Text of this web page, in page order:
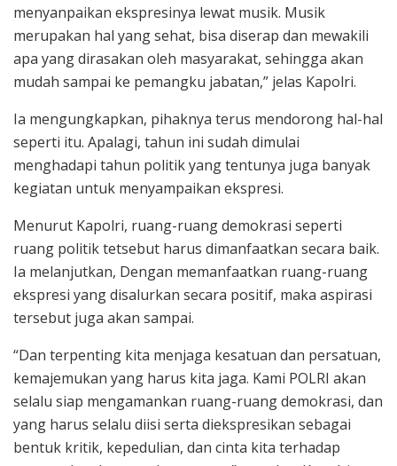
menyanpaikan ekspresinya lewat musik. Musik
merupakan hal yang sehat, bisa diserap dan mewakili
apa yang dirasakan oleh masyarakat, sehingga akan
mudah sampai ke pemangku jabatan,” jelas Kapolri.
Ia mengungkapkan, pihaknya terus mendorong hal-hal
seperti itu. Apalagi, tahun ini sudah dimulai
menghadapi tahun politik yang tentunya juga banyak
kegiatan untuk menyampaikan ekspresi.
Menurut Kapolri, ruang-ruang demokrasi seperti
ruang politik tetsebut harus dimanfaatkan secara baik.
Ia melanjutkan, Dengan memanfaatkan ruang-ruang
ekspresi yang disalurkan secara positif, maka aspirasi
tersebut juga akan sampai.
“Dan terpenting kita menjaga kesatuan dan persatuan,
kemajemukan yang harus kita jaga. Kami POLRI akan
selalu siap mengamankan ruang-ruang demokrasi, dan
yang harus selalu diisi serta diekspresikan sebagai
bentuk kritik, kepedulian, dan cinta kita terhadap